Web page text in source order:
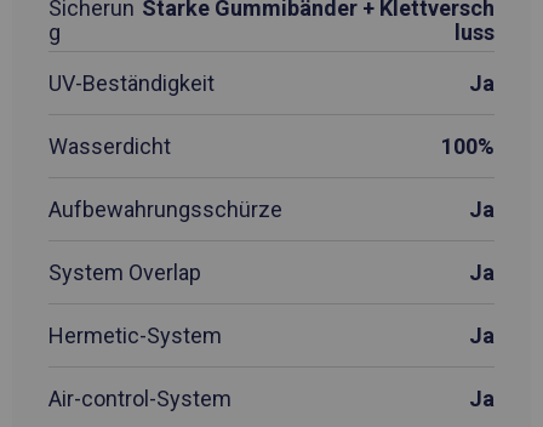
Sicherun
g
Starke Gummibänder + Klettversch
luss
UV-Beständigkeit
Ja
Wasserdicht 100%
Aufbewahrungsschürze Ja
System Overlap Ja
Hermetic-System Ja
Air-control-System Ja